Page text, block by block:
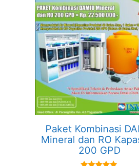
Paket Kombinasi
Mineral dan RO
200 GPD